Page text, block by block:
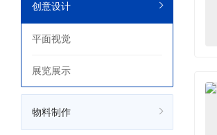
创意设计
平面视觉
展览展示
物料制作